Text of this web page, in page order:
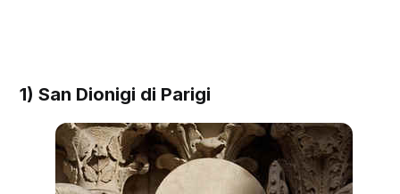
1) San Dionigi di Parigi